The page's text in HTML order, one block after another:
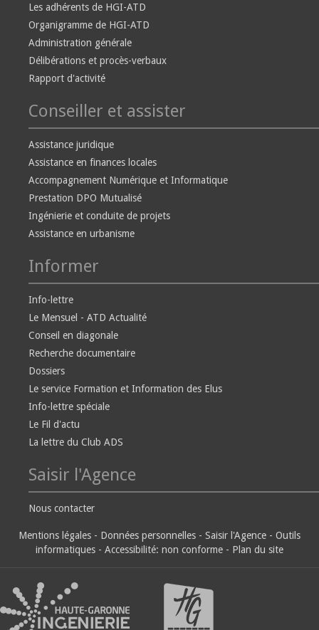
Les adhérents de HGI-ATD
Organigramme de HGI-ATD
Administration générale
Délibérations et procès-verbaux
Rapport d'activité
Conseiller et assister
Assistance juridique
Assistance en finances locales
Accompagnement Numérique et Informatique
Prestation DPO Mutualisé
Ingénierie et conduite de projets
Assistance en urbanisme
Informer
Info-lettre
Le Mensuel - ATD Actualité
Conseil en diagonale
Recherche documentaire
Dossiers
Le service Formation et Information des Elus
Info-lettre spéciale
Le Fil d'actu
La lettre du Club ADS
Saisir l'Agence
Nous contacter
Mentions légales - Données personnelles - Saisir l'Agence - Outils
informatiques - Accessibilité: non conforme - Plan du site